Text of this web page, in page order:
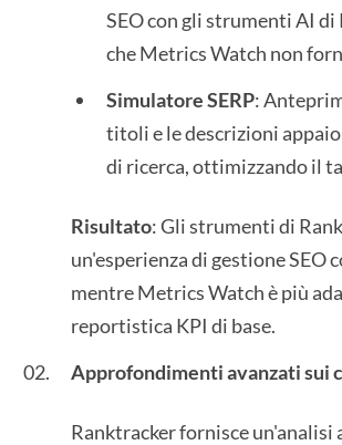
SEO con gli strumenti AI di
che Metrics Watch non
Simulatore SERP:
titoli e le descrizioni
di ricerca, ottimizzando il
Risultato: Gli strumenti di
un'esperienza di gestione SEO
mentre Metrics Watch è più
reportistica KPI di base.
Approfondimenti avanzati sui
Ranktracker fornisce